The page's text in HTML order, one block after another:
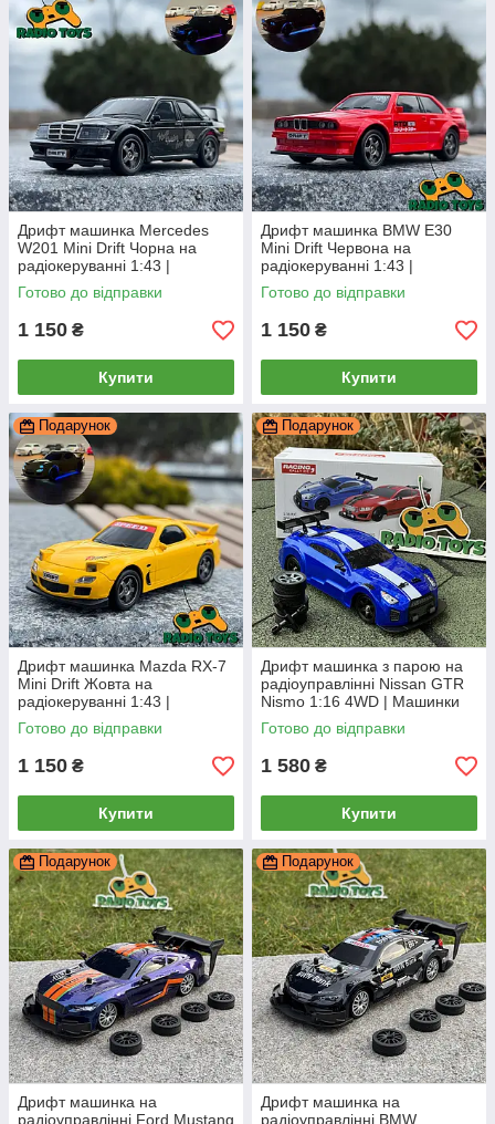
Дрифт машинка Mercedes
W201 Mini Drift Чорна на
радіокеруванні 1:43 |
Машинка для дрифту
Мерседес на радіоуправлінні
Готово до відправки
1 150 ₴
Купити
Дрифт машинка BMW Е30
Mini Drift Червона на
радіокеруванні 1:43 |
Машинка для дрифту БМВ на
радіоуправлінні | Маленька
Готово до відправки
1 150 ₴
Купити
Подарунок
Дрифт машинка Mazda RX-7
Mini Drift Жовта на
радіокеруванні 1:43 |
Машинка для дрифту Мазда
на радіоуправлінні |
Готово до відправки
1 150 ₴
Купити
Подарунок
Дрифт машинка з парою на
радіоуправлінні Nissan GTR
Nismo 1:16 4WD | Машинки
для дрифту на пульті | Дрифт
машина на радіокеруванні
Готово до відправки
1 580 ₴
Купити
Подарунок
Дрифт машинка на
радіоуправлінні Ford Mustang
Подарунок
Дрифт машинка на
радіоуправлінні BMW